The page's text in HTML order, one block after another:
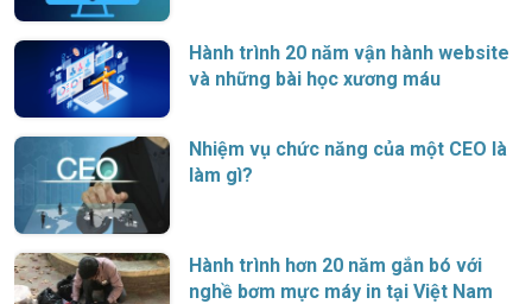
Hành trình 20 năm vận hành website
và những bài học xương máu
Nhiệm vụ chức năng của một CEO là
làm gì?
Hành trình hơn 20 năm gắn bó với
nghề bơm mực máy in tại Việt Nam